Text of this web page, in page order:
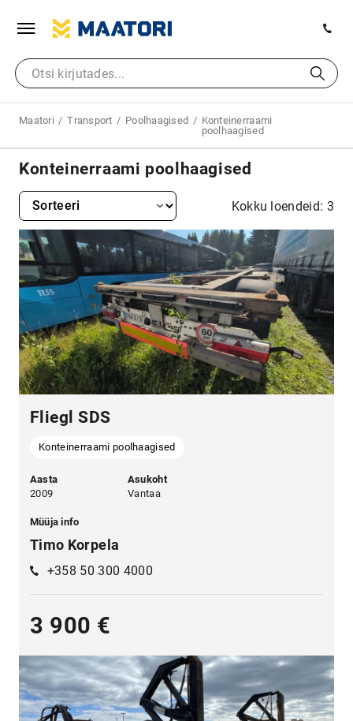
Maatori Transport Poolhaagised
Konteinerraami
poolhaagised
Konteinerraami poolhaagised
Kokku loendeid: 3
Fliegl SDS
Konteinerraami poolhaagised
Aasta
2009
Asukoht
Vantaa
Müüja info
Timo Korpela
+358 50 300 4000
3 900 €